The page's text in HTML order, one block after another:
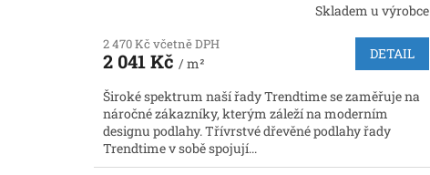
Skladem u výrobce
2 470 Kč včetně DPH
2 041 Kč / m²
DETAIL
Široké spektrum naší řady Trendtime se zaměřuje na
náročné zákazníky, kterým záleží na moderním
designu podlahy. Třívrstvé dřevěné podlahy řady
Trendtime v sobě spojují...